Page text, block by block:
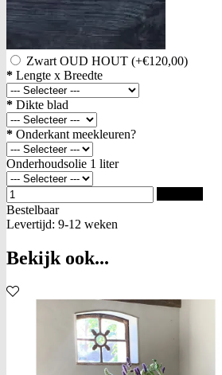
Zwart OUD HOUT (+€120,00)
* Lengte x Breedte
* Dikte blad
* Onderkant meekleuren?
Onderhoudsolie 1 liter
Bestelbaar
Levertijd: 9-12 weken
Bekijk ook...